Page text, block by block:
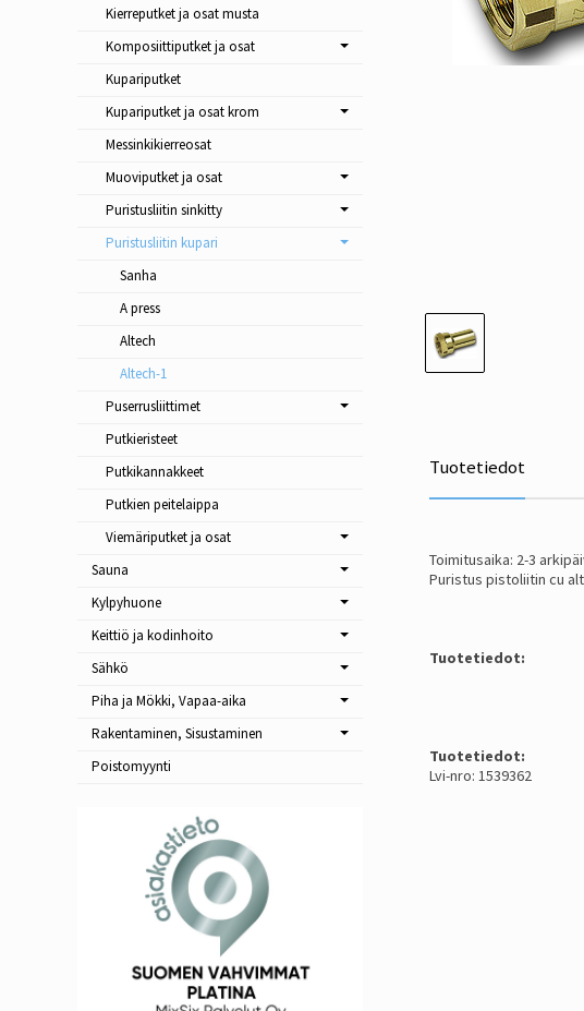
Tuotetiedot
Toimitusaika: 2-3
Puristus pistoliitin cu
Tuotetiedot:
Tuotetiedot:
Lvi-nro: 1539362
Kierreputket ja osat musta
Komposiittiputket ja osat
Kupariputket
Kupariputket ja osat krom
Messinkikierreosat
Muoviputket ja osat
Puristusliitin sinkitty
Puristusliitin kupari
Sanha
A press
Altech
Altech-1
Puserrusliittimet
Putkieristeet
Putkikannakkeet
Putkien peitelaippa
Viemäriputket ja osat
Sauna
Kylpyhuone
Keittiö ja kodinhoito
Sähkö
Piha ja Mökki, Vapaa-aika
Rakentaminen, Sisustaminen
Poistomyynti